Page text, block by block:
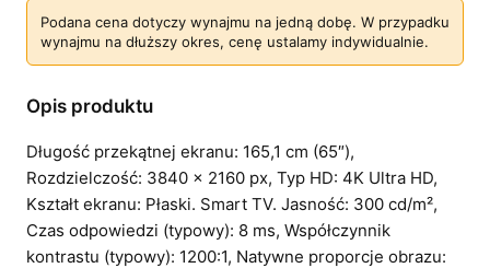
Podana cena dotyczy wynajmu na jedną dobę. W przypadku
wynajmu na dłuższy okres, cenę ustalamy indywidualnie.
Opis produktu
Długość przekątnej ekranu: 165,1 cm (65″),
Rozdzielczość: 3840 x 2160 px, Typ HD: 4K Ultra HD,
Kształt ekranu: Płaski. Smart TV. Jasność: 300 cd/m²,
Czas odpowiedzi (typowy): 8 ms, Współczynnik
kontrastu (typowy): 1200:1, Natywne proporcje obrazu: